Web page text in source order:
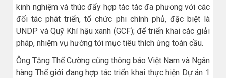
kinh nghiệm và thúc đẩy hợp tác tác đa phương với các
đối tác phát triển, tổ chức phi chính phủ, đặc biệt là
UNDP và Quỹ Khí hậu xanh (GCF); để triển khai các giải
pháp, nhiệm vụ hướng tới mục tiêu thích ứng toàn cầu.
Ông Tăng Thế Cường cũng thông báo Việt Nam và Ngân
hàng Thế giới đang hợp tác triển khai thực hiện Dự án 1